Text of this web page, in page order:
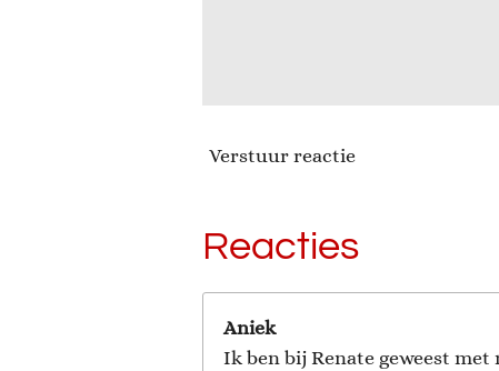
Verstuur reactie
Reacties
Aniek
Ik ben bij Renate geweest